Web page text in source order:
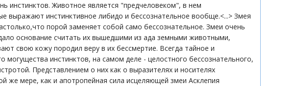
инстинктов. Животное является "предчеловеком", в нем
выражают инстинктивное либидо и бессознательное вообще.<...> Змея
порой заменяет собой само бессознательное. Змеи очень
основание считать их вышедшими из ада земными животными,
свою кожу породил веру в их бессмертие. Всегда тайное и
инстинктов, на самом деле - целостного бессознательного,
Представлением о них как о выразителях и носителях
же мере, как и апотропейная сила исцеляющей змеи Асклепия